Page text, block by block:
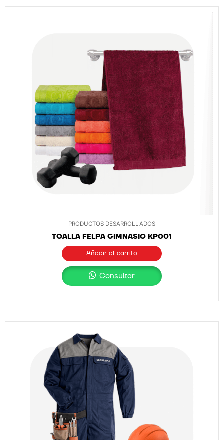
PRODUCTOS DESARROLLADOS
TOALLA FELPA GIMNASIO KP001
Añadir al carrito
Consultar